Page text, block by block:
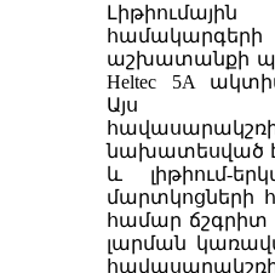
աշխատանքի
Heltec 5A
Այս
նախատեսված է
և լիթիում-
մարտկոցների
համար ճշգրիտ
լարման